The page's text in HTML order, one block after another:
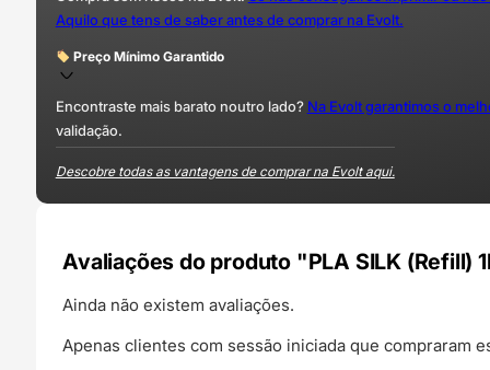
Aquilo que tens de saber antes de comprar na Evolt.
Preço Mínimo Garantido
Encontraste mais barato noutro lado? Na Evolt garantimos o
validação.
Descobre todas as vantagens de comprar na Evolt aqui.
Avaliações do produto "PLA SILK (Refill)
Ainda não existem avaliações.
Apenas clientes com sessão iniciada que compraram